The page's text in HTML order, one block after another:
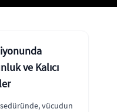
ve Kalıcı
vücudun